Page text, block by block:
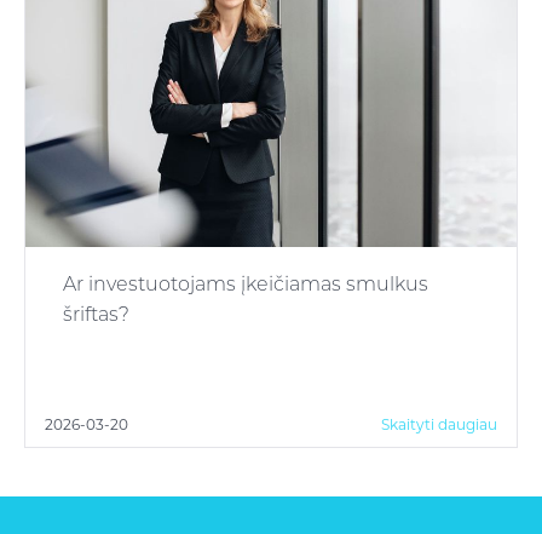
Ar investuotojams įkeičiamas smulkus
šriftas?
2026-03-20 Skaityti daugiau